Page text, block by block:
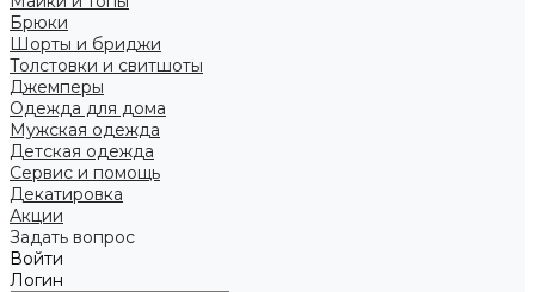
Брюки
Шорты и бриджи
Толстовки и свитшоты
Джемперы
Одежда для дома
Мужская одежда
Детская одежда
Сервис и помощь
Декатировка
Акции
Задать вопрос
Войти
Логин